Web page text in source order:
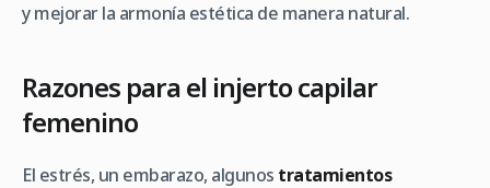
y mejorar la armonía estética de manera natural.
Razones para el injerto capilar
femenino
El estrés, un embarazo, algunos tratamientos